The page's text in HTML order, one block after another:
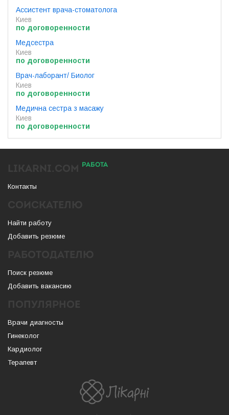
Ассистент врача-стоматолога
Киев
по договоренности
Медсестра
Киев
по договоренности
Врач-лаборант/ Биолог
Киев
по договоренности
Медична сестра з масажу
Киев
по договоренности
РАБОТА
Контакты
Найти работу
Добавить резюме
Поиск резюме
Добавить вакансию
Врачи диагносты
Гинеколог
Кардиолог
Терапевт